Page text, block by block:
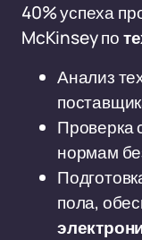
40% успеха
McKinsey по
Анализ
Проверка
нормам
пола,